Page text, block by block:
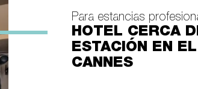
Para estancias
HOTEL CERCA
ESTACIÓN EN
CANNES